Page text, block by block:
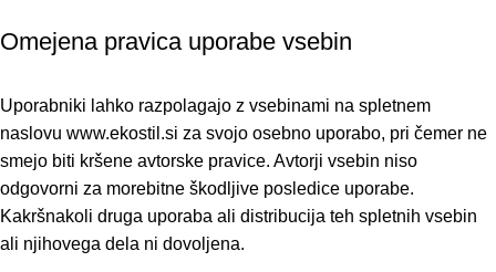
Omejena pravica uporabe vsebin
Uporabniki lahko razpolagajo z vsebinami na spletnem
naslovu www.ekostil.si za svojo osebno uporabo, pri čemer ne
smejo biti kršene avtorske pravice. Avtorji vsebin niso
odgovorni za morebitne škodljive posledice uporabe.
Kakršnakoli druga uporaba ali distribucija teh spletnih vsebin
ali njihovega dela ni dovoljena.